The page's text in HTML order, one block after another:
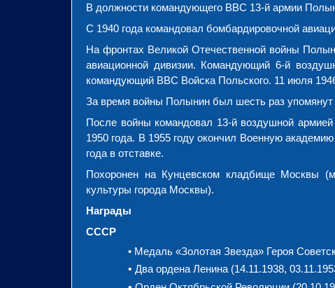
В должности командующего ВВС 13-й армии
С 1940 года командовал бомбардировочной
На фронтах Великой Отечественной войны
авиационной дивизии. Командующий 6-й
командующий ВВС Войска Польского. 11 июля
За время войны Полынин был шесть раз упомянут
После войны командовал 13-й воздушной
1950 года. В 1955 году окончил Военную
года в отставке.
Похоронен на Кунцевском кладбище Москвы
культуры города Москвы).
Награды
СССР
• Медаль «Золотая Звезда» Героя
• Два ордена Ленина (14.11.1938,